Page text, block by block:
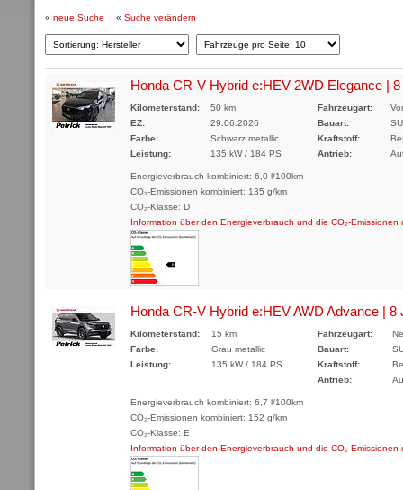
« neue Suche « Suche verändern
Honda CR-V Hybrid e:HEV 2WD Elegance |
Kilometerstand:
50 km
EZ:
29.06.2026
Farbe:
Schwarz metallic
Leistung:
135 kW / 184 PS
Fahrzeugart:
Bauart:
Kraftstoff:
Antrieb:
Energieverbrauch kombiniert: 6,0 l/100km
CO₂-Emissionen kombiniert: 135 g/km
CO₂-Klasse: D
Information über den Energieverbrauch und die CO₂-Emissionen
Honda CR-V Hybrid e:HEV AWD Advance | 8
Kilometerstand:
15 km
Farbe:
Grau metallic
Leistung:
135 kW / 184 PS
Fahrzeugart:
Bauart:
Kraftstoff:
Antrieb:
Energieverbrauch kombiniert: 6,7 l/100km
CO₂-Emissionen kombiniert: 152 g/km
CO₂-Klasse: E
Information über den Energieverbrauch und die CO₂-Emissionen